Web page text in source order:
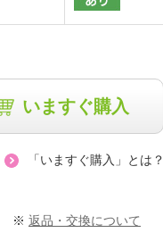
いますぐ購入
「いますぐ購入」とは？
※ 返品・交換について